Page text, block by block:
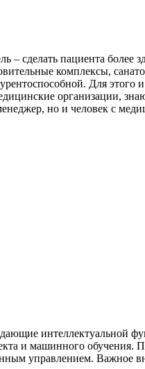
– сделать пациента более
комплексы,
Для этого
организации,
но и человек с
интеллектуальной
и машинного обучения.
управлением. Важное